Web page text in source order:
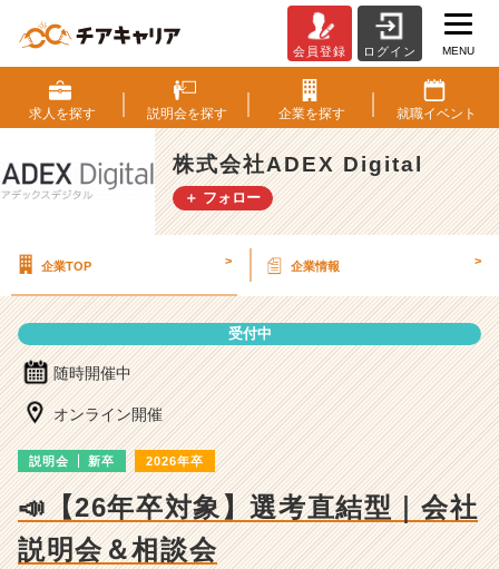
式
会
社
A
D
E
g
明
詳
細
|
会員登録 ログイン MENU
求人を探す 説明会を探す 企業を探す 就職イベント
株式会社ADEX Digital
＋ フォロー
企業TOP > 企業情報 >
受付中
随時開催中
オンライン開催
説明会 新卒 2026年卒
📣【26年卒対象】選考直結型｜会社
説明会＆相談会